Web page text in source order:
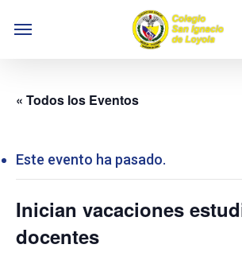
Menu
« Todos los Eventos
Este evento ha pasado.
Inician vacaciones
docentes